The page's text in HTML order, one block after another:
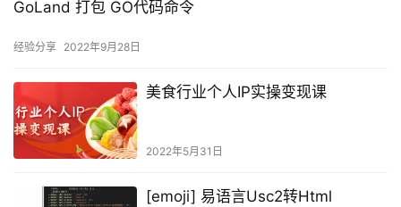
GoLand 打包 GO代码命令
经验分享 2022年9月28日
美食行业个人IP实操变现课
2022年5月31日
[emoji] 易语言Usc2转Html